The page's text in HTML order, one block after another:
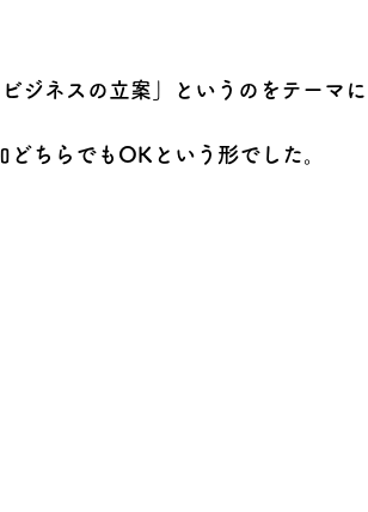
ジネスの立案」
というのをテーマに
ちらでもOKという形でした。